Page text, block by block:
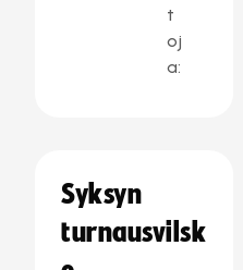
t
oj
a:
Syksyn
turnausvilsk